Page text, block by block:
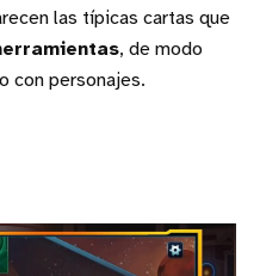
las típicas cartas que
, de modo
con personajes.